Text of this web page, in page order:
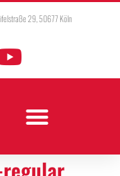
29, 50677 Köln